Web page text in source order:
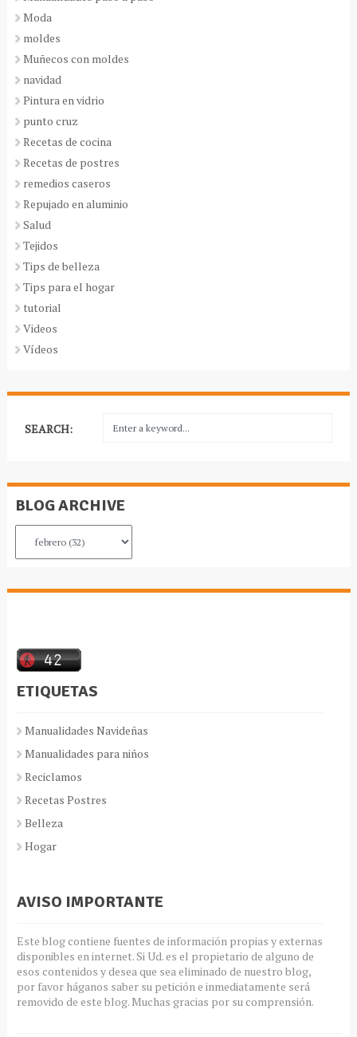
Moda
moldes
Muñecos con moldes
navidad
Pintura en vidrio
punto cruz
Recetas de cocina
Recetas de postres
remedios caseros
Repujado en aluminio
Salud
Tejidos
Tips de belleza
Tips para el hogar
tutorial
Videos
Vídeos
SEARCH:
BLOG ARCHIVE
ETIQUETAS
Manualidades Navideñas
Manualidades para niños
Reciclamos
Recetas Postres
Belleza
Hogar
AVISO IMPORTANTE
Este blog contiene fuentes de información propias y externas
disponibles en internet. Si Ud. es el propietario de alguno de
esos contenidos y desea que sea eliminado de nuestro blog,
por favor háganos saber su petición e inmediatamente será
removido de este blog. Muchas gracias por su comprensión.